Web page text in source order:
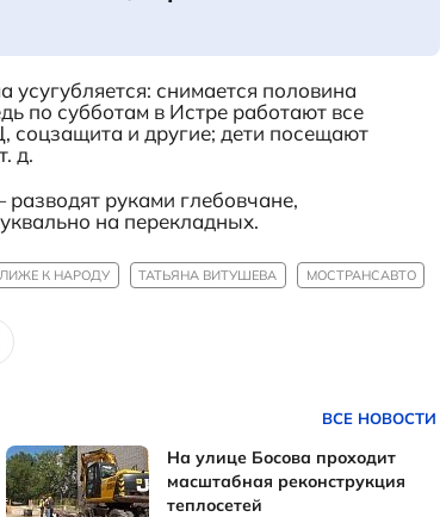
снимается половина
по субботам в Истре работают все
и другие; дети посещают
д.
руками глебовчане,
на перекладных.
К НАРОДУ ТАТЬЯНА ВИТУШЕВА МОСТРАНСАВТО
ВСЕ НОВОСТИ
На улице Босова проходит
масштабная реконструкция
теплосетей